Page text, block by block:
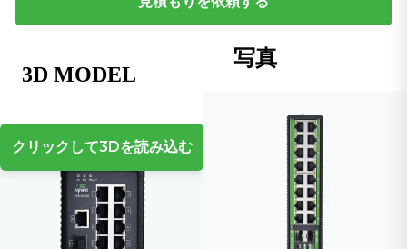
クリックして3Dを読み込む
写真